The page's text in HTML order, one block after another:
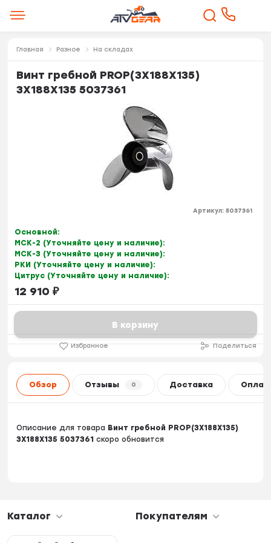
Главная Разное На складах
Винт гребной PROP(3X188X135)
3X188X135 5037361
Артикул:5037361
Основной:
МСК-2 (Уточняйте цену и наличие):
МСК-3 (Уточняйте цену и наличие):
РКИ (Уточняйте цену и наличие):
Цитрус (Уточняйте цену и наличие):
12 910 ₽
В корзину
Избранное Поделиться
Обзор Отзывы 0 Доставка
Описание для товара Винт гребной PROP(3X188X135)
3X188X135 5037361 скоро обновится
Каталог Покупателям